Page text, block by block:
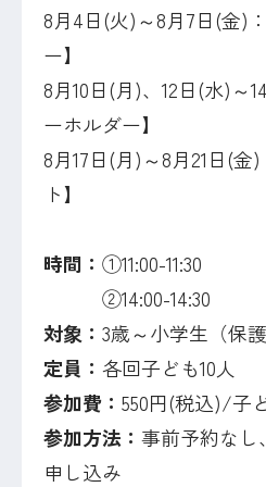
8月4日(火)～8月7日(金)
ー】
8月10日(月)、12日(水)～
ーホルダー】
8月17日(月)～8月21日(
ト】
時間： ①11:00-11:30
②14:00-14:30
対象： 3歳～小学生（保護
定員： 各回子ども10人
参加費： 550円(税込)/子
参加方法： 事前予約なし
申し込み